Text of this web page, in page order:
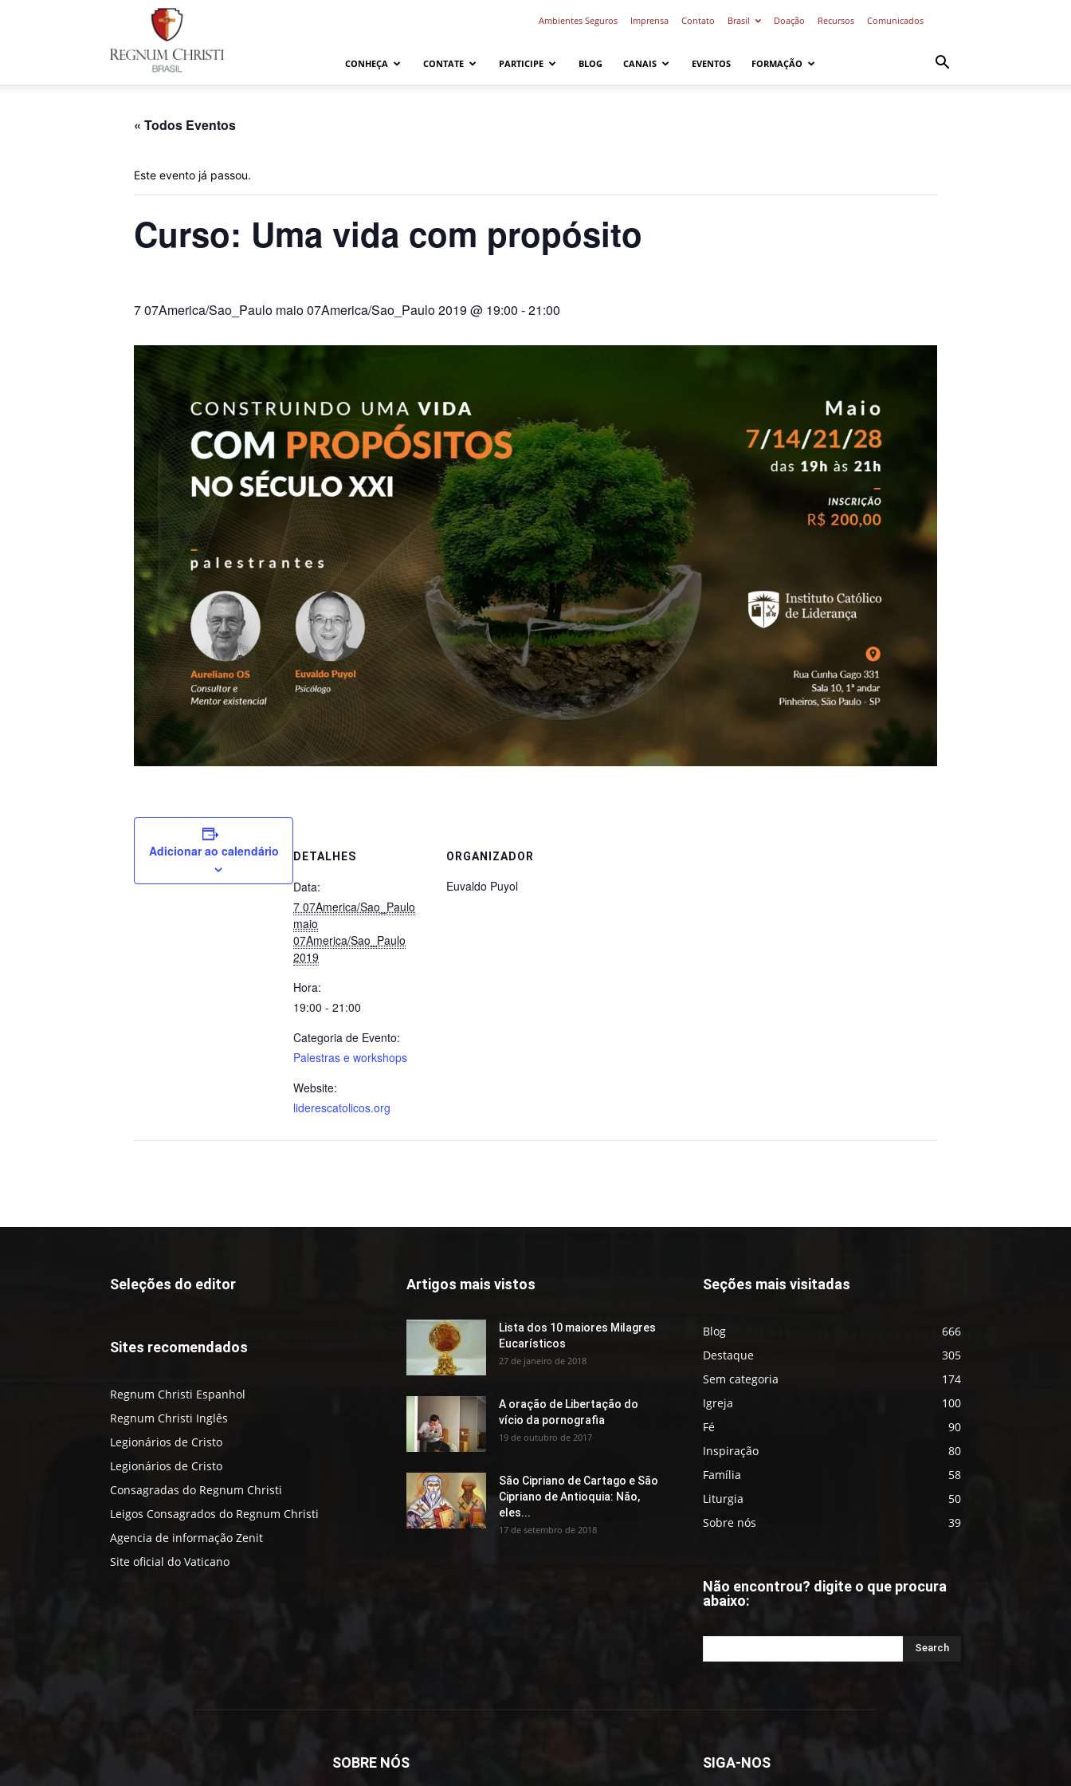
Regnum
Ambientes Seguros Imprensa Contato Brasil Doação Recursos Comunicados
CONHEÇA CONTATE PARTICIPE BLOG CANAIS EVENTOS FORMAÇÃO
« Todos Eventos
Este evento já passou.
Curso: Uma vida com propósito
7 07America/Sao_Paulo maio 07America/Sao_Paulo 2019 @ 19:00 -21:00
Adicionar ao calendário DETALHES
Data:
7 07America/Sao_Paulo
maio
07America/Sao_Paulo
2019
Hora:
19:00 - 21:00
Categoria de Evento:
Palestras e workshops
Website:
liderescatolicos.org
ORGANIZADOR
Euvaldo Puyol
Seleções do editor
Sites recomendados
Regnum Christi Espanhol
Regnum Christi Inglês
Legionários de Cristo
Legionários de Cristo
Consagradas do Regnum Christi
Leigos Consagrados do Regnum Christi
Agencia de informação Zenit
Site oficial do Vaticano
Artigos mais vistos
Lista dos 10 maiores Milagres
Eucarísticos
27 de janeiro de 2018
A oração de Libertação do
vício da pornografia
19 de outubro de 2017
São Cipriano de Cartago e São
Cipriano de Antioquia: Não,
eles...
17 de setembro de 2018
Seções mais visitadas
Blog
666
Destaque
305
Sem categoria
174
Igreja
100
Fé
90
Inspiração
80
Família
58
Liturgia
50
Sobre nós
39
Não encontrou? digite o que procura
abaixo:
SOBRE NÓS SIGA-NOS